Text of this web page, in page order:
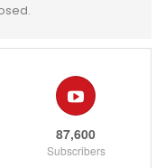
87,600
Subscribers